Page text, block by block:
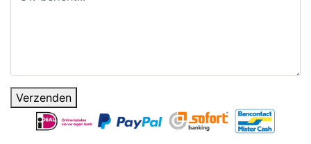
Verzenden